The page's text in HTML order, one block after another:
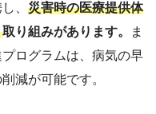
、 災害時の医療提供体
取り組みがあります。
ま
ログラムは、病気の早
減が可能です。